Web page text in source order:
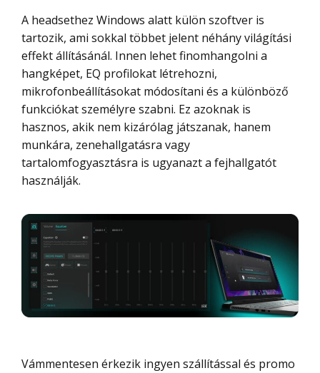
A headsethez Windows alatt külön szoftver is
tartozik, ami sokkal többet jelent néhány világítási
effekt állításánál. Innen lehet finomhangolni a
hangképet, EQ profilokat létrehozni,
mikrofonbeállításokat módosítani és a különböző
funkciókat személyre szabni. Ez azoknak is
hasznos, akik nem kizárólag játszanak, hanem
munkára, zenehallgatásra vagy
tartalomfogyasztásra is ugyanazt a fejhallgatót
használják.
Vámmentesen érkezik ingyen szállítással és promo